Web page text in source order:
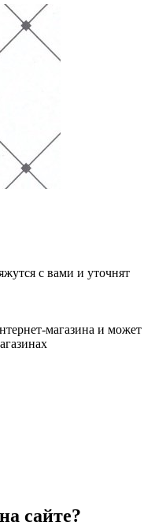
с вами и уточнят
магазина и может
сайте?